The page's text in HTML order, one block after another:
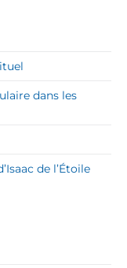
dans les
de l’Étoile